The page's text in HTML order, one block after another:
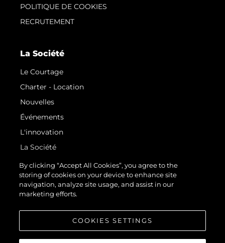
POLITIQUE DE COOKIES
RECRUTEMENT
La Société
Le Courtage
Charter - Location
Nouvelles
Événements
L'innovation
La Société
Notre Équipe
Style De Vie
Notre Héritage
By clicking “Accept All Cookies”, you agree to the
storing of cookies on your device to enhance site
navigation, analyze site usage, and assist in our
marketing efforts.
COOKIES SETTINGS